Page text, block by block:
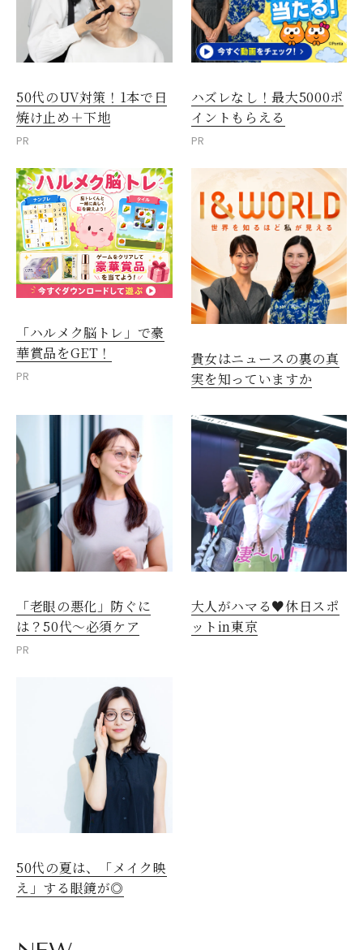
50代のUV対策！1本で日
焼け止め＋下地
PR
ハズレなし！最大5000ポ
イントもらえる
PR
「ハルメク脳トレ」で豪
華賞品をGET！
PR
貴女はニュースの裏の真
実を知っていますか
「老眼の悪化」防ぐに
は？50代～必須ケア
PR
大人がハマる♥休日スポ
ットin東京
50代の夏は、「メイク映
え」する眼鏡が◎